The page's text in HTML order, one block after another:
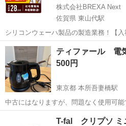
株式会社BREXA Next
佐賀県 東山代駅
シリコンウェーハ製品の製造業務！【入
やカップルとの応募OK◎年間休日129
実♪業務はクリーンルームで快適作業◎
300円～の格安食堂あり！《佐...
佐賀 伊万里市 その
ティファール 電
500円
東京都 本所吾妻橋駅
中古にはなりますが、問題なく使用可能
に来ていただける方を優先します。
本所吾妻橋駅
T-fal クリプソ ミ